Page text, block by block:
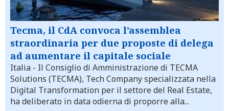
Tecma, il CdA convoca l’assemblea
straordinaria per due proposte di delega
ad aumentare il capitale sociale
Italia - Il Consiglio di Amministrazione di TECMA
Solutions (TECMA), Tech Company specializzata nella
Digital Transformation per il settore del Real Estate,
ha deliberato in data odierna di proporre alla...